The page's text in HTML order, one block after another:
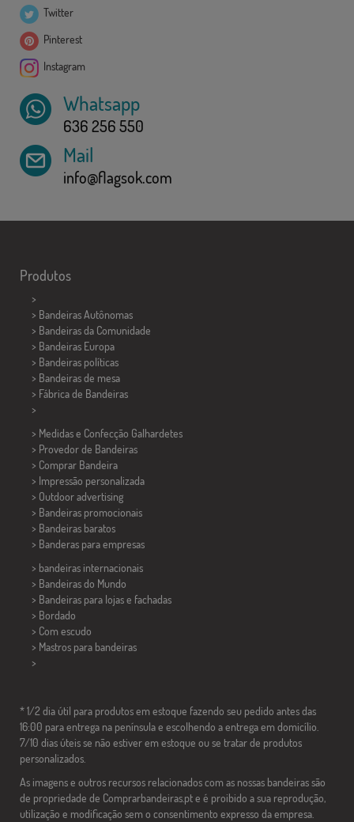
Twitter
Pinterest
Instagram
Whatsapp
636 256 550
Mail
info@flagsok.com
Produtos
>
> Bandeiras Autônomas
> Bandeiras da Comunidade
> Bandeiras Europa
> Bandeiras políticas
> Bandeiras de mesa
> Fábrica de Bandeiras
>
> Medidas e Confecção Galhardetes
> Provedor de Bandeiras
> Comprar Bandeira
> Impressão personalizada
> Outdoor advertising
> Bandeiras promocionais
> Bandeiras baratos
> Banderas para empresas
> bandeiras internacionais
> Bandeiras do Mundo
> Bandeiras para lojas e fachadas
> Bordado
> Com escudo
> Mastros para bandeiras
>
* 1/2 dia útil para produtos em estoque fazendo seu pedido antes das
16:00 para entrega na península e escolhendo a entrega em domicílio.
7/10 dias úteis se não estiver em estoque ou se tratar de produtos
personalizados.
As imagens e outros recursos relacionados com as nossas bandeiras são
de propriedade de Comprarbandeiras.pt e é proibido a sua reprodução,
utilização e modificação sem o consentimento expresso da empresa.